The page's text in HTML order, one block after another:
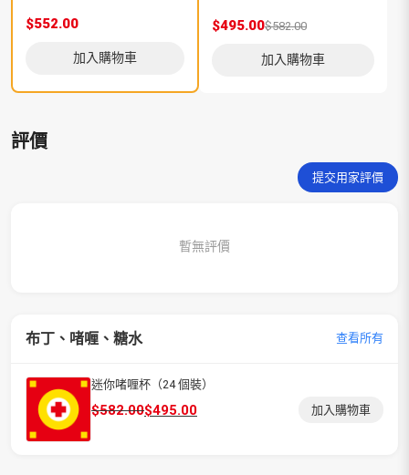
$552.00
加入購物車
$495.00$582.00
加入購物車
評價
提交用家評價
暫無評價
布丁、啫喱、糖水 查看所有
迷你啫喱杯（24 個裝）
$582.00
原
$495.00
目
加入購物車